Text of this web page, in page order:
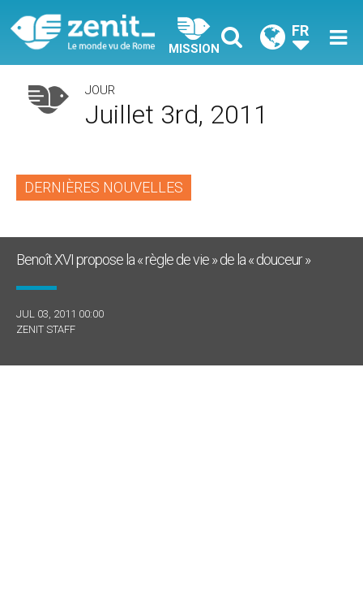
MISSION
FR
JOUR
Juillet 3rd, 2011
DERNIÈRES NOUVELLES
Benoît XVI propose la « règle de vie » de la « douceur »
JUL 03, 2011 00:00
ZENIT STAFF